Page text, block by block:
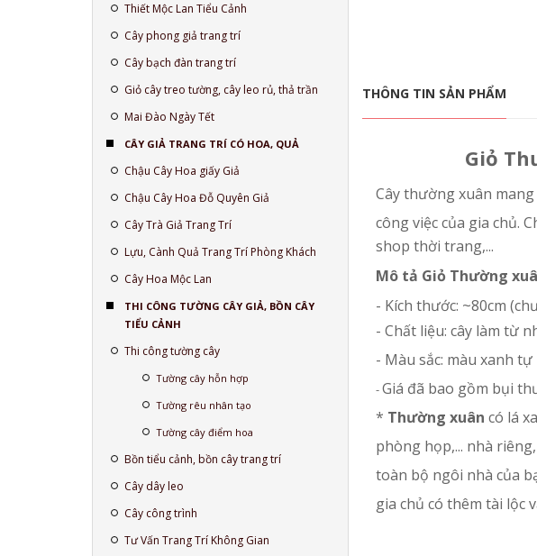
THÔNG TIN SẢN PHẨM
Giỏ
Cây thường xuân
công việc của gia chủ.
shop thời trang,...
Mô tả Giỏ Thường
- Kích thước: ~80cm
- Chất liệu: cây làm từ
- Màu sắc: màu xanh
-Giá đã bao gồm bụi
* Thường xuân có lá
phòng họp,... nhà
toàn bộ ngôi nhà của
gia chủ có thêm tài lộc
Thiết Mộc Lan Tiểu Cảnh
Cây phong giả trang trí
Cây bạch đàn trang trí
Giỏ cây treo tường, cây leo rủ, thả trần
Mai Đào Ngày Tết
CÂY GIẢ TRANG TRÍ CÓ HOA, QUẢ
Chậu Cây Hoa giấy Giả
Chậu Cây Hoa Đỗ Quyên Giả
Cây Trà Giả Trang Trí
Lựu, Cành Quả Trang Trí Phòng Khách
Cây Hoa Mộc Lan
THI CÔNG TƯỜNG CÂY GIẢ, BỒN CÂY
TIỂU CẢNH
Thi công tường cây
Tường cây hỗn hợp
Tường rêu nhân tạo
Tường cây điểm hoa
Bồn tiểu cảnh, bồn cây trang trí
Cây dây leo
Cây công trình
Tư Vấn Trang Trí Không Gian